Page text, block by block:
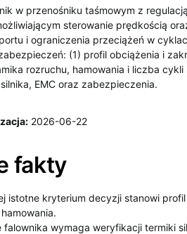
w przenośniku taśmowym z
sterowanie prędkością
i ograniczenia przeciążeń w
(1) profil obciążenia i
rozruchu, hamowania i liczba
EMC oraz zabezpieczenia.
2026-06-22
fakty
istotne kryterium decyzji stanowi
falownika wymaga weryfikacji termiki